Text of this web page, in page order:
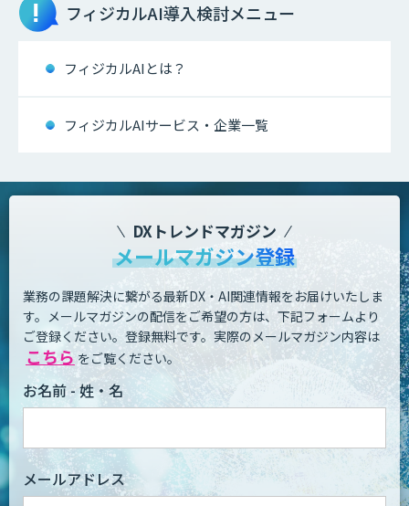
フィジカルAI導入検討メニュー
フィジカルAIとは？
フィジカルAIサービス・企業一覧
DXトレンドマガジン
メールマガジン登録
業務の課題解決に繋がる最新DX・AI関連情報をお届けいたしま
す。 メールマガジンの配信をご希望の方は、下記フォームより
ご登録ください。登録無料です。 実際のメールマガジン内容は
こちら をご覧ください。
お名前 - 姓・名
メールアドレス